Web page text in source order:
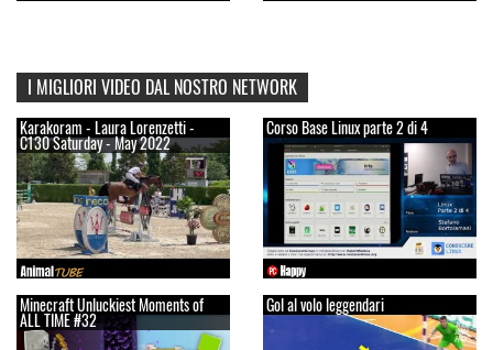
I MIGLIORI VIDEO DAL NOSTRO NETWORK
Karakoram - Laura Lorenzetti -
C130 Saturday - May 2022
Corso Base Linux parte 2 di 4
Minecraft Unluckiest Moments of
ALL TIME #32
Gol al volo leggendari